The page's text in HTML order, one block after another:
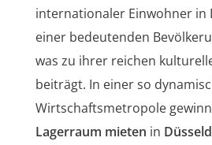
internationaler Einwohner in
einer bedeutenden
was zu ihrer reichen
beiträgt. In einer so
Wirtschaftsmetropole
Lagerraum mieten in